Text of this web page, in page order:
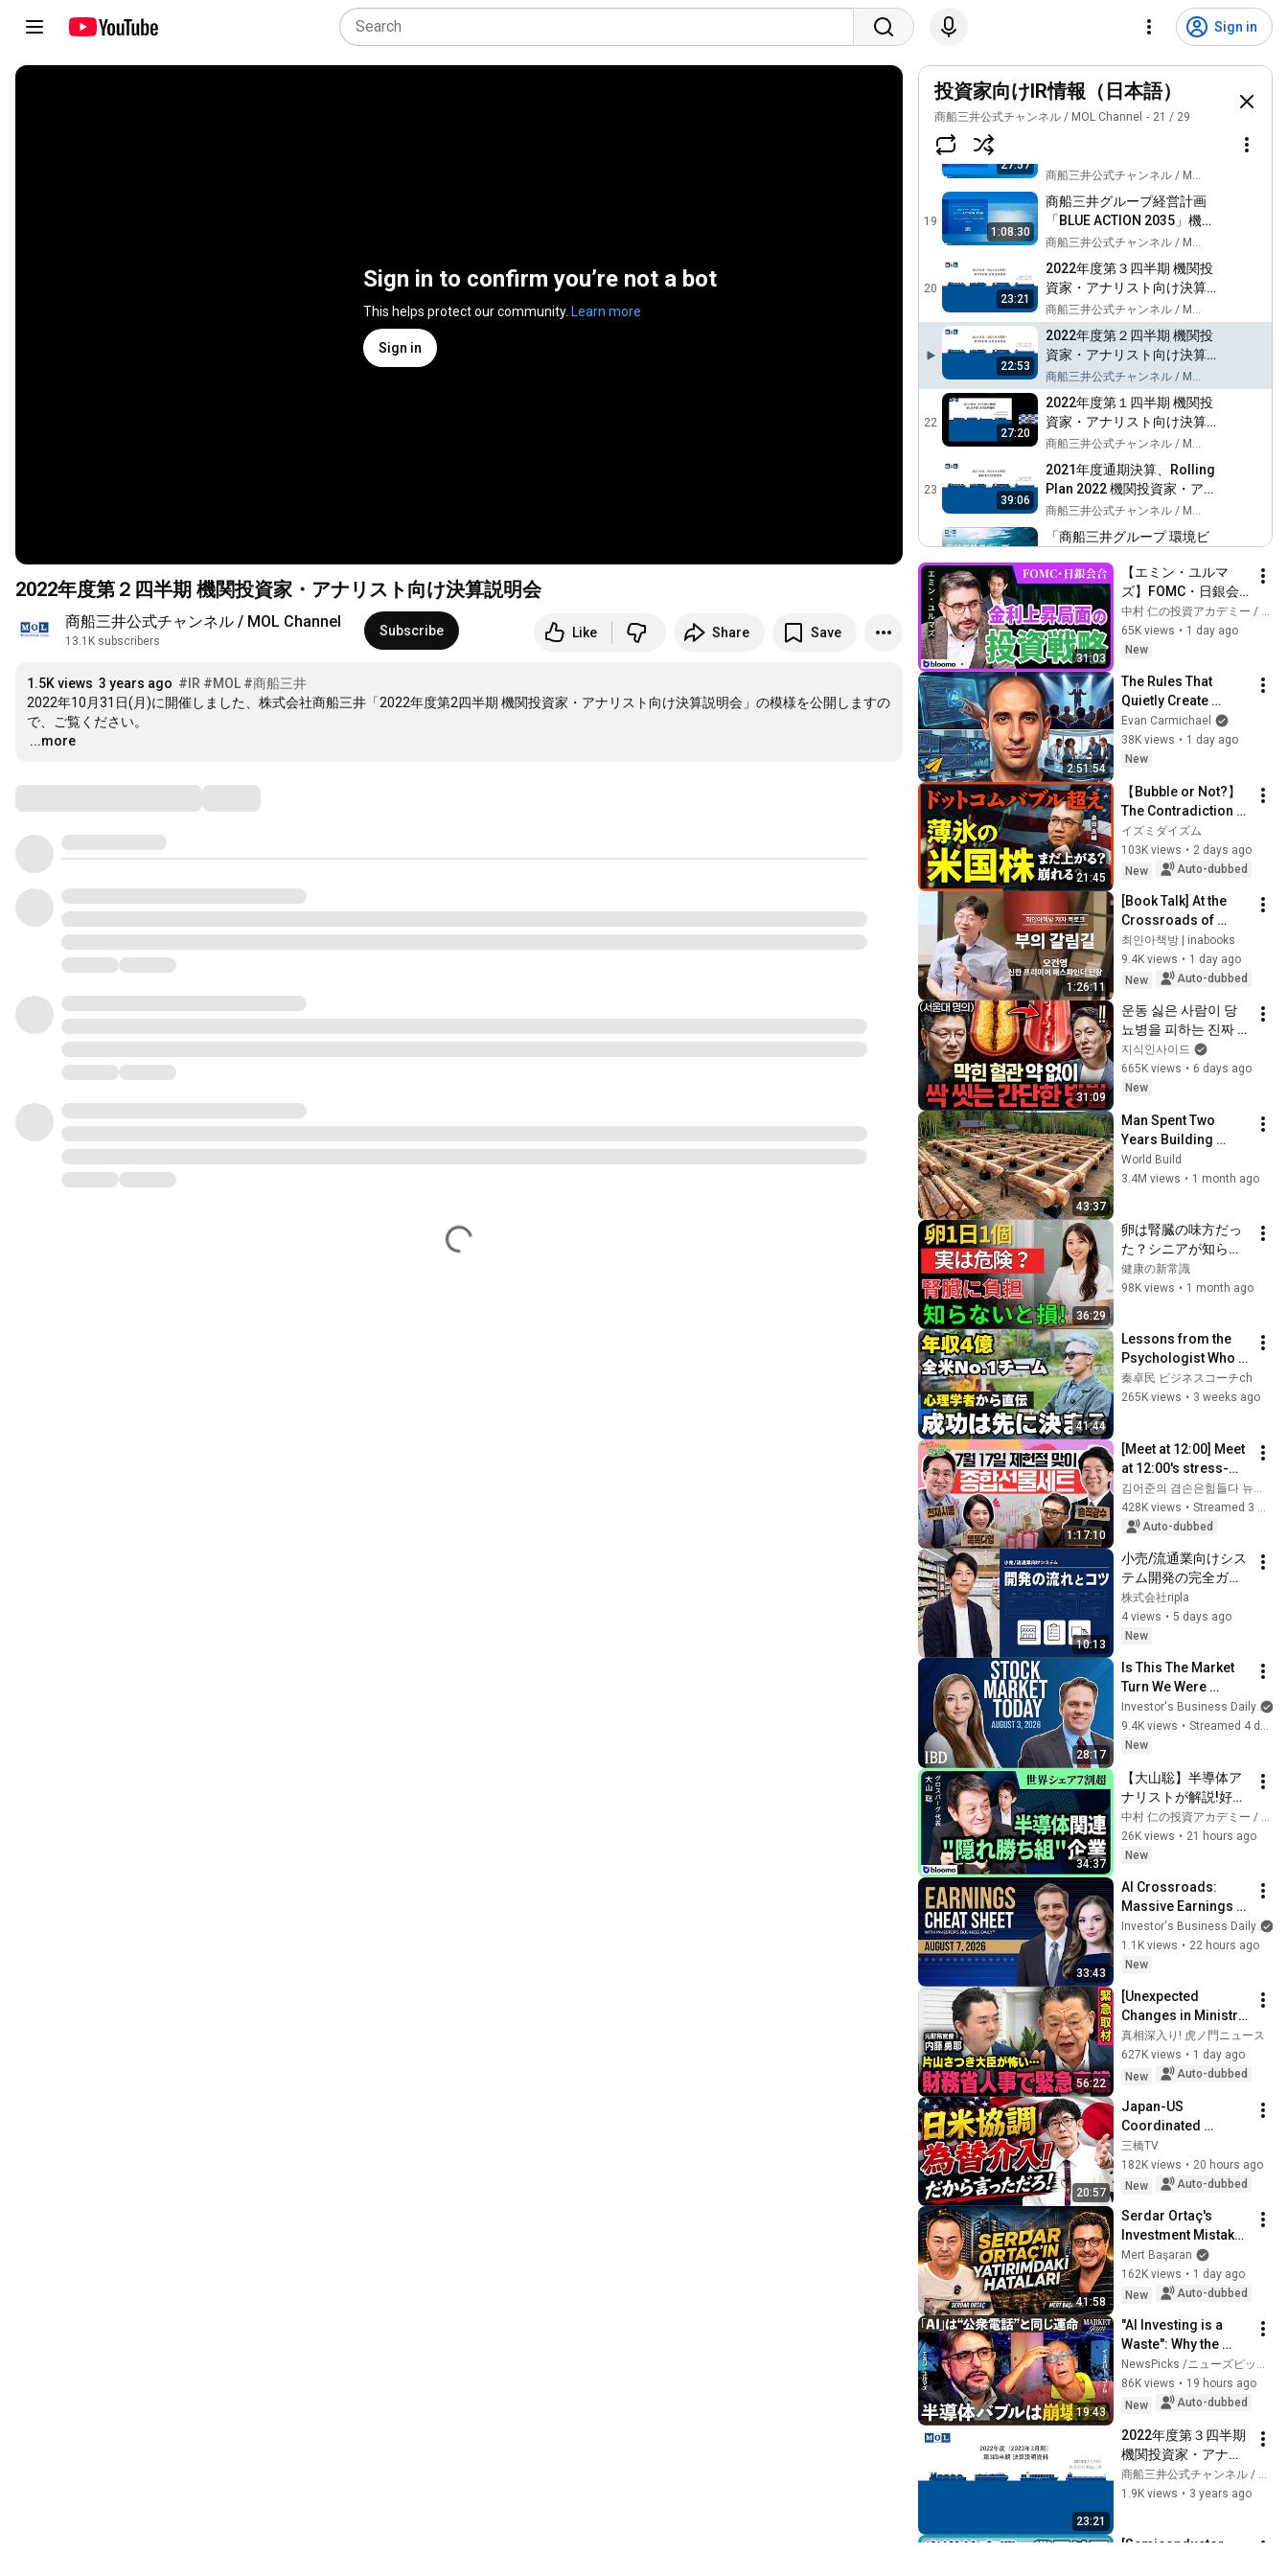
Sign in
Sign in to confirm you’re not a bot
This helps protect our community. Learn more
Sign in
2022年度第２四半期 機関投資家・アナリスト向け決算説明会
商船三井公式チャンネル / MOL Channel
13.1K subscribers
Subscribe Like Share Save
1.5K views 3 years ago #IR #MOL #商船三井
2022年10月31日(月)に開催しました、株式会社商船三井「2022年度第2四半期 機関投資家・アナリスト向け決算説明会」の模様を公開しますの
…
...more
投資家向けIR情報（日本語）
商船三井公式チャンネル / MOL Channel 21 / 29
けOcean Network Express
商船三井公式チャンネル / MOL Channel
17
2023年度第１四半期 機関投
資家・アナリスト向け決算
説明会
18
27:57
商船三井公式チャンネル / MOL Channel
19
1:08:30
商船三井グループ経営計画
「BLUE ACTION 2035」機関
投資家・アナリスト・メデ
ィア向け説明会動画
商船三井公式チャンネル / MOL Channel
20
23:21
2022年度第３四半期 機関投
資家・アナリスト向け決算
説明会
商船三井公式チャンネル / MOL Channel
22:53
2022年度第２四半期 機関投
資家・アナリスト向け決算
説明会
商船三井公式チャンネル / MOL Channel
22
27:20
2022年度第１四半期 機関投
資家・アナリスト向け決算
説明会
商船三井公式チャンネル / MOL Channel
23
39:06
2021年度通期決算、Rolling
Plan 2022 機関投資家・アナ
リスト向け説明会
商船三井公式チャンネル / MOL Channel
37:21
「商船三井グループ 環境ビ
会 (2021年06月18日)
商船三井公式チャンネル / MOL Channel
25
機関投資家・アナリスト・
メディア関係者向けOcean
Network Express Pte. Ltd.
事業説明会
26
商船三井 ESG説明会 ～サプ
ライチェーン管理の取り組
み～
27
2021年度第３四半期 機関投
資家・アナリスト向け決算
説明会
28
2021年度第２四半期 機関投
資家・アナリスト向け決算
説明会
商船三井公式チャンネル / MOL Channel
29
2021年度第1四半期 機関
投資家・アナリスト向け決
算説明会
31:03
【エミン・ユルマ
ズ】FOMC・日銀会
合、日米金融政策の
行方は?ドル円170円
の条件と金利上昇局
中村 仁の投資アカデミー / ブルーモ証券
65K views • 1 day ago
New
2:51:54
The Rules That
Quietly Create
Millionaires
Evan Carmichael
38K views • 1 day ago
New
21:45
【Bubble or Not?】
The Contradiction
US Stockholders
Need to Know Right
Now | A Thorough
イズミダイズム
103K views • 2 days ago
New
Auto-dubbed
1:26:11
[Book Talk] At the
Crossroads of
Wealth: Are We at
the Top or the
Bottom? | Author Oh
최인아책방 | inabooks
9.4K views • 1 day ago
New
Auto-dubbed
31:09
운동 싫은 사람이 당
뇨병을 피하는 진짜
방법ㅣ지식인초대석
EP.156 (이승훈 교수
2부)
지식인사이드
665K views • 6 days ago
New
43:37
Man Spent Two
Years Building
HUGE Wooden
House for his
@bjornbrenton
World Build
3.4M views • 1 month ago
36:29
卵は腎臓の味方だっ
た？シニアが知らな
い正しい食べ方と危
険な誤解
健康の新常識
98K views • 1 month ago
41:44
Lessons from the
Psychologist Who
Built a #1 Team in
the US: Why
秦卓民 ビジネスコーチch
265K views • 3 weeks ago
1:17:10
[Meet at 12:00] Meet
at 12:00's stress-
relief set to comfort
national investors in
a rapidly chan...
428K views •
Auto-dubbed
10:13
小売/流通業向けシス
テム開発の完全ガイ
ド
株式会社ripla
4 views • 5 days ago
New
28:17
Is This The Market
Turn We Were
Hoping For? Viking,
PriceSmart, GE In
Focus | Stock
Investor's Business Daily
9.4K views •
Streamed 4 days ago
New
34:37
【大山聡】半導体ア
ナリストが解説!好決
算でも株価が急落す
る本当の理由と"世界
シェア7割超"隠れ勝
26K views • 21 hours ago
New
33:43
AI Crossroads:
Massive Earnings
Moves Ahead?
Investor's Business Daily
1.1K views • 22 hours ago
New
56:22
[Unexpected
Changes in Ministry
of Finance
Personnel]
*Emergency
Former Bureaucr...
真相深入り! 虎ノ門ニュース
627K views • 1 day ago
New
Auto-dubbed
20:57
Japan-US
Coordinated
Currency
Intervention
Executed! The
Defeat a Sovereign
Currenc...
三橋TV
182K views • 20 hours ago
New
Auto-dubbed
41:58
Serdar Ortaç's
Investment Mistakes
| Serdar Ortaç &
Mert Başaran
Mert Başaran
162K views • 1 day ago
New
Auto-dubbed
19:43
"AI Investing is a
Waste": Why the
Semiconductor
Market Mirrors the
IT Bubble / What is
NewsPicks /ニューズピックス
86K views • 19 hours ago
New
Auto-dubbed
23:21
2022年度第３四半期
機関投資家・アナリ
スト向け決算説明会
1.9K views • 3 years ago
[Semiconductor